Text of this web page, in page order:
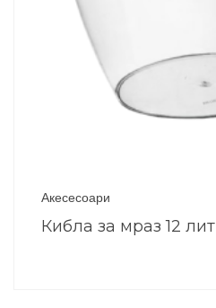
Акесесоари
Кибла за мраз 12 лит